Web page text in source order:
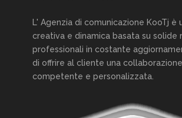
L' Agenzia di comunicazione KooTj è
creativa e dinamica basata su solide
professionali in costante
di offrire al cliente una collaborazione
competente e personalizzata.